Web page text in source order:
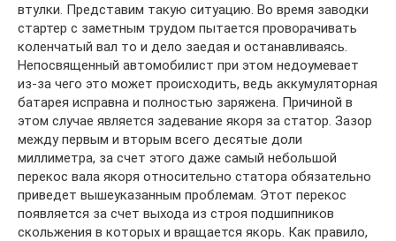
втулки. Представим такую ситуацию. Во время заводки
стартер с заметным трудом пытается проворачивать
коленчатый вал то и дело заедая и останавливаясь.
Непосвященный автомобилист при этом недоумевает
из-за чего это может происходить, ведь аккумуляторная
батарея исправна и полностью заряжена. Причиной в
этом случае является задевание якоря за статор. Зазор
между первым и вторым всего десятые доли
миллиметра, за счет этого даже самый небольшой
перекос вала якоря относительно статора обязательно
приведет вышеуказанным проблемам. Этот перекос
появляется за счет выхода из строя подшипников
скольжения в которых и вращается якорь. Как правило,